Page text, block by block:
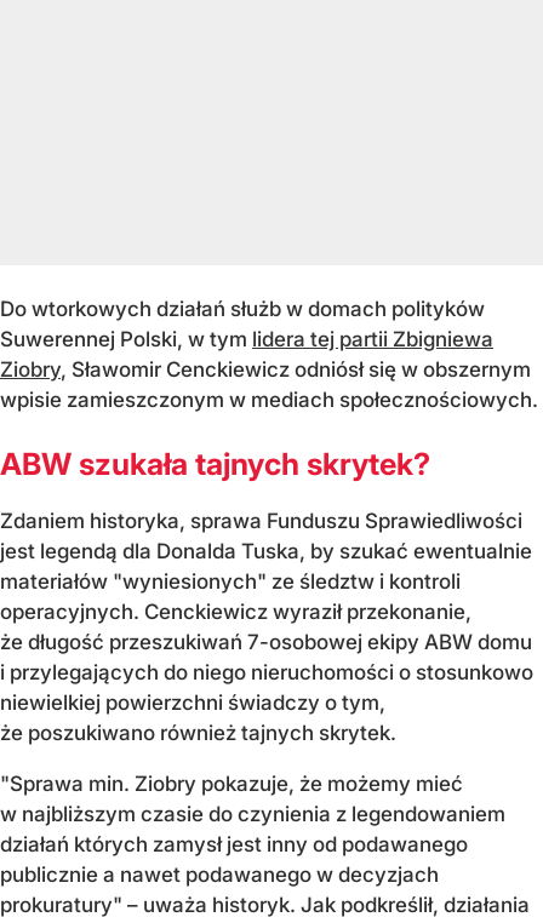
Do wtorkowych działań służb w domach polityków
Suwerennej Polski, w tym lidera tej partii Zbigniewa
Ziobry, Sławomir Cenckiewicz odniósł się w obszernym
wpisie zamieszczonym w mediach społecznościowych.
ABW szukała tajnych skrytek?
Zdaniem historyka, sprawa Funduszu Sprawiedliwości
jest legendą dla Donalda Tuska, by szukać ewentualnie
materiałów "wyniesionych" ze śledztw i kontroli
operacyjnych. Cenckiewicz wyraził przekonanie,
że długość przeszukiwań 7-osobowej ekipy ABW domu
i przylegających do niego nieruchomości o stosunkowo
niewielkiej powierzchni świadczy o tym,
że poszukiwano również tajnych skrytek.
"Sprawa min. Ziobry pokazuje, że możemy mieć
w najbliższym czasie do czynienia z legendowaniem
działań których zamysł jest inny od podawanego
publicznie a nawet podawanego w decyzjach
prokuratury" – uważa historyk. Jak podkreślił, działania